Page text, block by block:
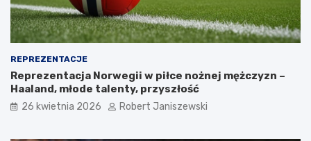
REPREZENTACJE
Reprezentacja Norwegii w piłce nożnej mężczyzn –
Haaland, młode talenty, przyszłość
26 kwietnia 2026 Robert Janiszewski